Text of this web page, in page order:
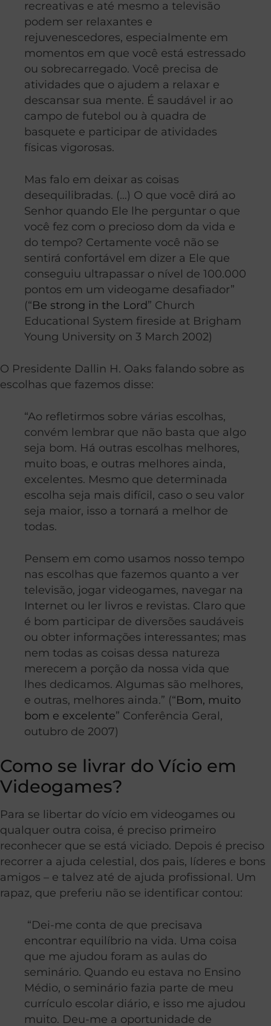
recreativas e até mesmo a televisão
podem ser relaxantes e
rejuvenescedores, especialmente em
momentos em que você está estressado
ou sobrecarregado. Você precisa de
atividades que o ajudem a relaxar e
descansar sua mente. É saudável ir ao
campo de futebol ou à quadra de
basquete e participar de atividades
físicas vigorosas.
Mas falo em deixar as coisas
desequilibradas. (…) O que você dirá ao
Senhor quando Ele lhe perguntar o que
você fez com o precioso dom da vida e
do tempo? Certamente você não se
sentirá confortável em dizer a Ele que
conseguiu ultrapassar o nível de 100.000
pontos em um videogame desafiador”
(“Be strong in the Lord” Church
Educational System fireside at Brigham
Young University on 3 March 2002)
O Presidente Dallin H. Oaks falando sobre as
escolhas que fazemos disse:
“Ao refletirmos sobre várias escolhas,
convém lembrar que não basta que algo
seja bom. Há outras escolhas melhores,
muito boas, e outras melhores ainda,
excelentes. Mesmo que determinada
escolha seja mais difícil, caso o seu valor
seja maior, isso a tornará a melhor de
todas.
Pensem em como usamos nosso tempo
nas escolhas que fazemos quanto a ver
televisão, jogar videogames, navegar na
Internet ou ler livros e revistas. Claro que
é bom participar de diversões saudáveis
ou obter informações interessantes; mas
nem todas as coisas dessa natureza
merecem a porção da nossa vida que
lhes dedicamos. Algumas são melhores,
e outras, melhores ainda.” (“Bom, muito
bom e excelente” Conferência Geral,
outubro de 2007)
Como se livrar do Vício em
Videogames?
Para se libertar do vício em videogames ou
qualquer outra coisa, é preciso primeiro
reconhecer que se está viciado. Depois é preciso
recorrer a ajuda celestial, dos pais, líderes e bons
amigos – e talvez até de ajuda profissional. Um
rapaz, que preferiu não se identificar contou:
“Dei-me conta de que precisava
encontrar equilíbrio na vida. Uma coisa
que me ajudou foram as aulas do
seminário. Quando eu estava no Ensino
Médio, o seminário fazia parte de meu
currículo escolar diário, e isso me ajudou
muito. Deu-me a oportunidade de